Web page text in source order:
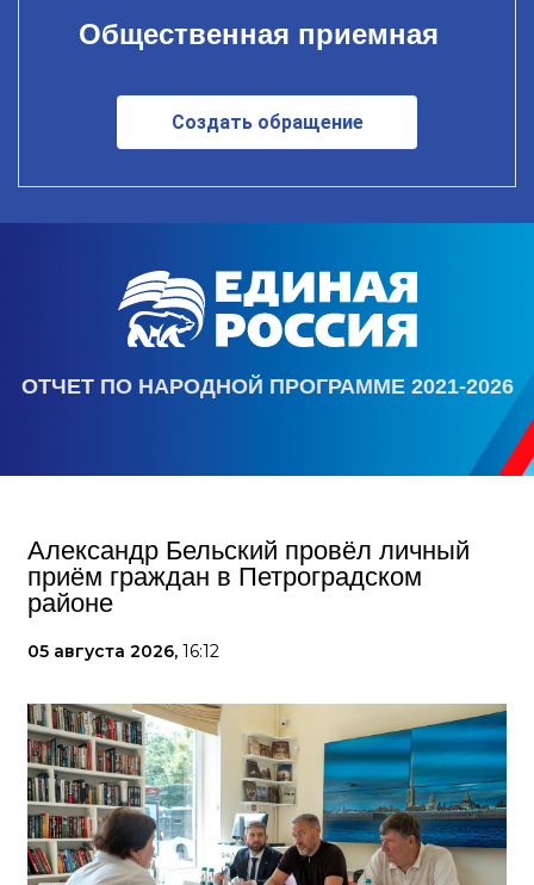
Общественная приемная
Создать обращение
ОТЧЕТ ПО НАРОДНОЙ ПРОГРАММЕ 2021-2026
Александр Бельский провёл личный
приём граждан в Петроградском
районе
05 августа 2026, 16:12